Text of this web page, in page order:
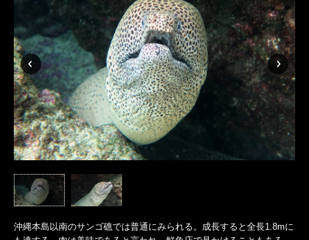
沖縄本島以南のサンゴ礁では普通にみられる。成長すると全長1.8mに